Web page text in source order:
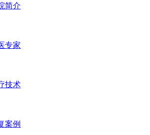
简介
专家
技术
案例